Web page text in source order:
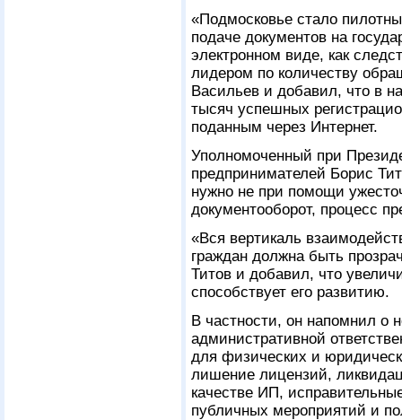
«Подмосковье стало
подаче документов на
электронном виде, как
лидером по количеству
Васильев и добавил, что в
тысяч успешных
поданным через Интернет.
Уполномоченный при
предпринимателей Борис
нужно не при помощи
документооборот, процесс
«Вся вертикаль
граждан должна быть
Титов и добавил, что
способствует его развитию.
В частности, он напомнил о
административной
для физических и
лишение лицензий,
качестве ИП,
публичных мероприятий и